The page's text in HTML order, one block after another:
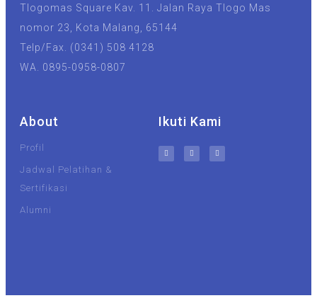
Tlogomas Square Kav. 11. Jalan Raya Tlogo Mas
nomor 23, Kota Malang, 65144
Telp/Fax. (0341) 508 4128
WA. 0895-0958-0807
About
Profil
Jadwal Pelatihan &
Sertifikasi
Alumni
Ikuti Kami